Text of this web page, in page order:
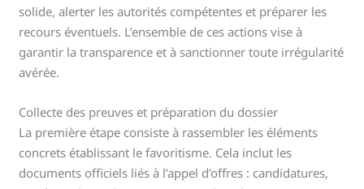
solide, alerter les autorités compétentes et préparer les
recours éventuels. L’ensemble de ces actions vise à
garantir la transparence et à sanctionner toute irrégularité
avérée.
Collecte des preuves et préparation du dossier
La première étape consiste à rassembler les éléments
concrets établissant le favoritisme. Cela inclut les
documents officiels liés à l’appel d’offres : candidatures,